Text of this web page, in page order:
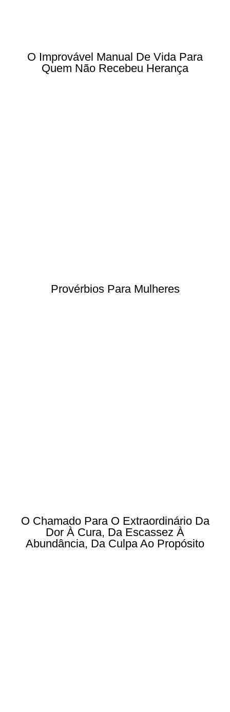
O Improvável Manual De Vida Para
Quem Não Recebeu Herança
Provérbios Para Mulheres
O Chamado Para O Extraordinário Da
Dor À Cura, Da Escassez À
Abundância, Da Culpa Ao Propósito